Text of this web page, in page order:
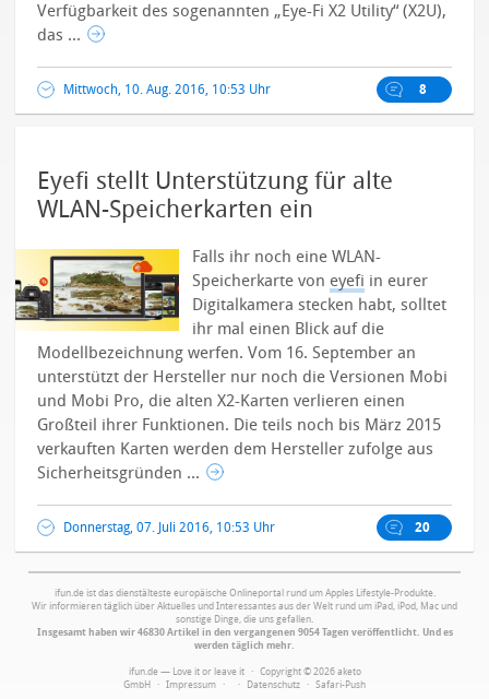
Verfügbarkeit des sogenannten „Eye-Fi X2 Utility“ (X2U),
das ...
Mittwoch, 10. Aug. 2016, 10:53 Uhr 8
Eyefi stellt Unterstützung für alte
WLAN-Speicherkarten ein
Falls ihr noch eine WLAN-
Speicherkarte von eyefi in eurer
Digitalkamera stecken habt, solltet
ihr mal einen Blick auf die
Modellbezeichnung werfen. Vom 16. September an
unterstützt der Hersteller nur noch die Versionen Mobi
und Mobi Pro, die alten X2-Karten verlieren einen
Großteil ihrer Funktionen. Die teils noch bis März 2015
verkauften Karten werden dem Hersteller zufolge aus
Sicherheitsgründen ...
Donnerstag, 07. Juli 2016, 10:53 Uhr 20
ifun.de ist das dienstälteste europäische Onlineportal rund um Apples Lifestyle-Produkte.
Wir informieren täglich über Aktuelles und Interessantes aus der Welt rund um iPad, iPod, Mac und
sonstige Dinge, die uns gefallen.
Insgesamt haben wir 46830 Artikel in den vergangenen 9054 Tagen veröffentlicht. Und es
werden täglich mehr.
ifun.de — Love it or leave it · Copyright © 2026 aketo
GmbH · Impressum · · Datenschutz · Safari-Push